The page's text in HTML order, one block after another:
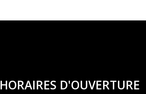
HORAIRES D'OUVERTURE